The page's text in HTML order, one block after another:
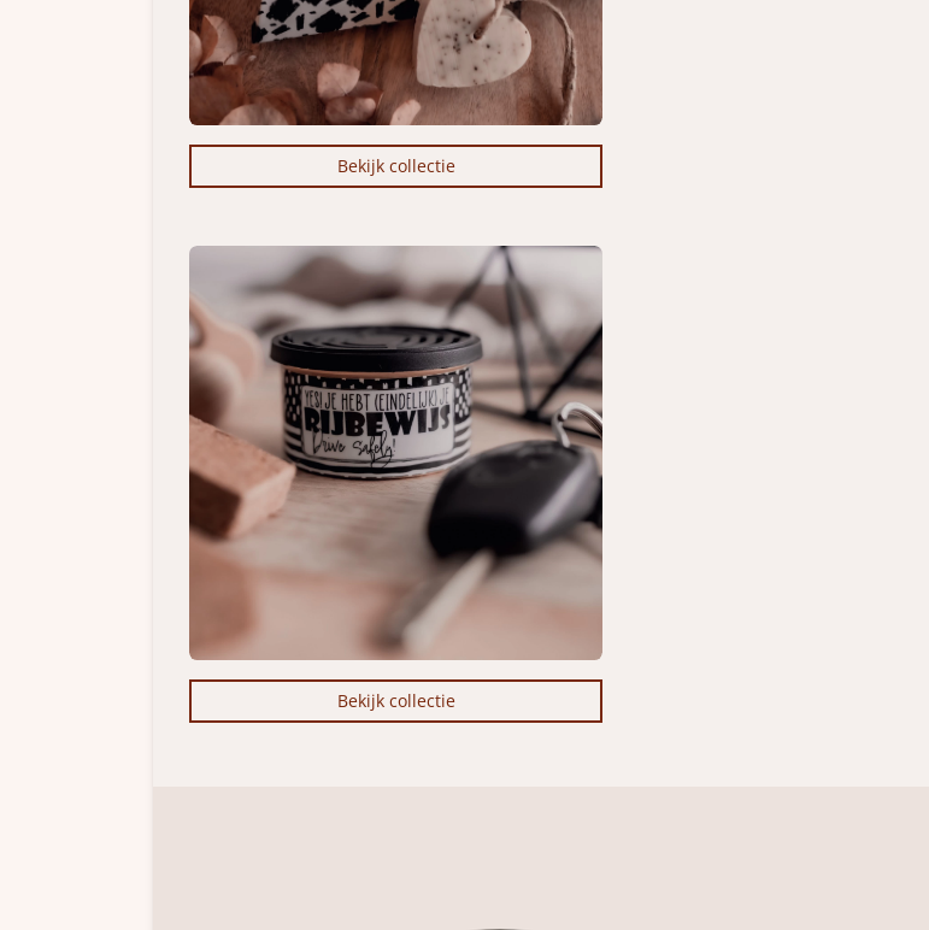
Bekijk collectie
Bekijk collectie